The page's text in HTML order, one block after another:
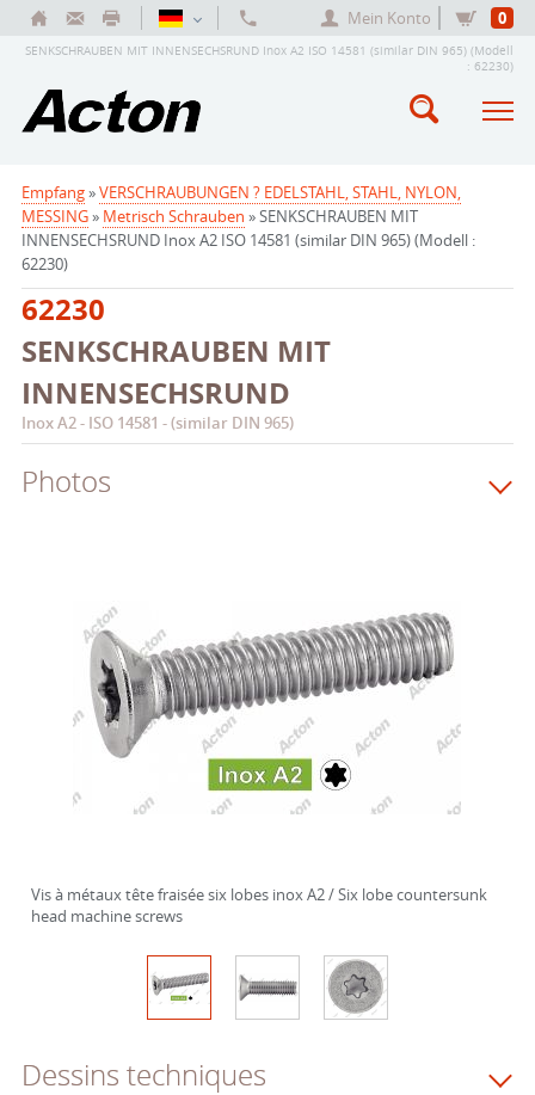
Mein Konto 0
SENKSCHRAUBEN MIT INNENSECHSRUND Inox A2 ISO 14581 (similar DIN 965) (Modell
: 62230)
Empfang»VERSCHRAUBUNGEN ? EDELSTAHL, STAHL, NYLON,
MESSING» Metrisch Schrauben » SENKSCHRAUBEN MIT
INNENSECHSRUND Inox A2 ISO 14581 (similar DIN 965) (Modell :
62230)
62230
SENKSCHRAUBEN MIT
INNENSECHSRUND
Inox A2 - ISO 14581 - (similar DIN 965)
Photos
Vis à métaux tête fraisée six lobes inox A2 / Six lobe countersunk
head machine screws
Dessins techniques